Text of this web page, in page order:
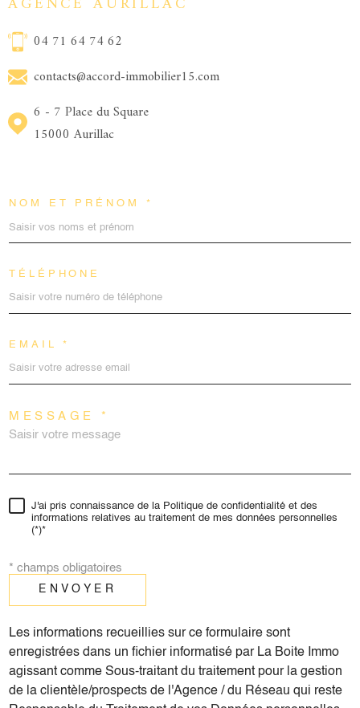
04 71 64 74 62
contacts@accord-immobilier15.com
6 - 7 Place du Square
15000 Aurillac
NOM ET PRÉNOM *
TÉLÉPHONE
EMAIL *
MESSAGE *
J'ai pris connaissance de la Politique de confidentialité et des
informations relatives au traitement de mes données personnelles
(*)*
* champs obligatoires
ENVOYER
Les informations recueillies sur ce formulaire sont
enregistrées dans un fichier informatisé par La Boite Immo
agissant comme Sous-traitant du traitement pour la gestion
de la clientèle/prospects de l'Agence / du Réseau qui reste